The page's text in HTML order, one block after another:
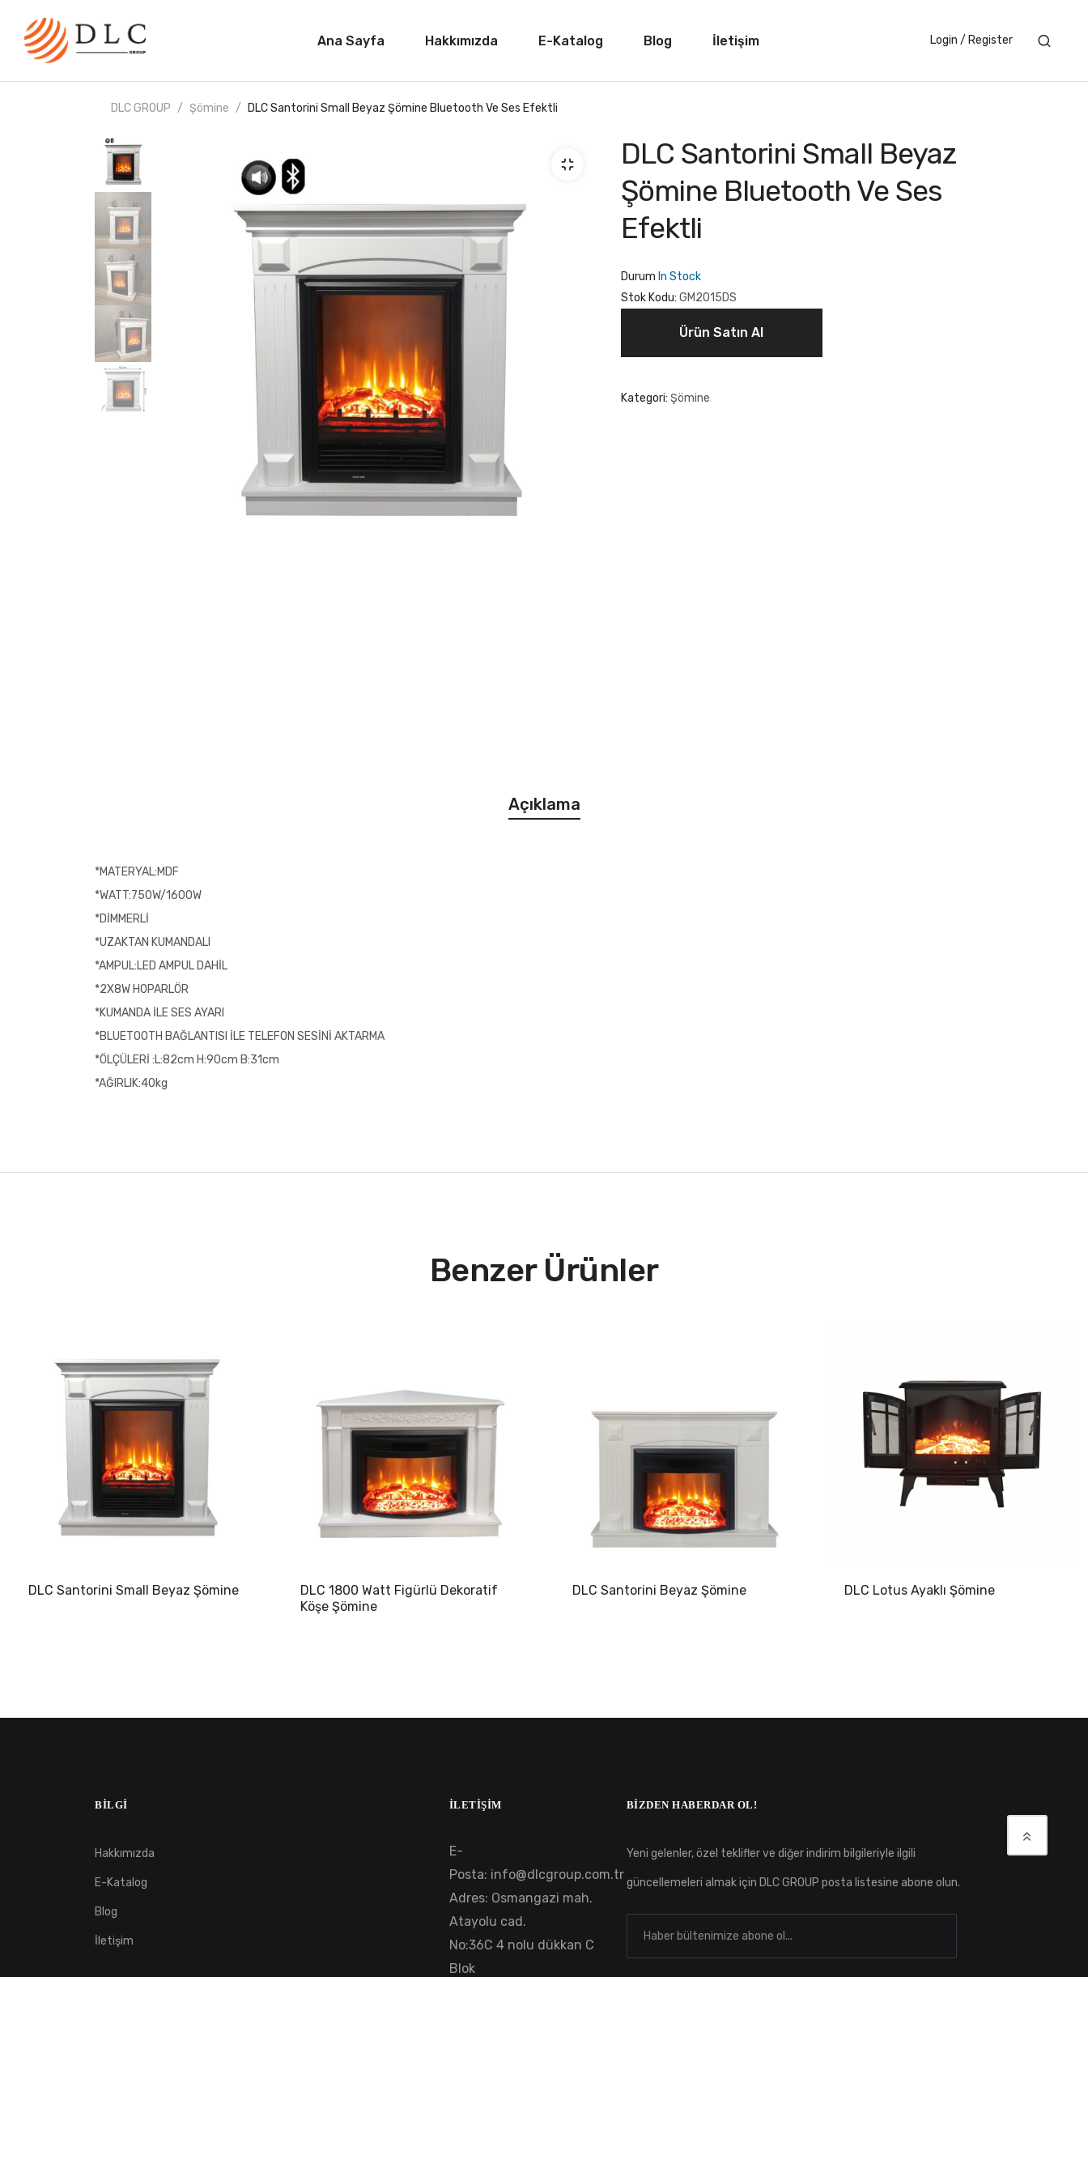
Ana Sayfa Hakkımızda E-Katalog Blog İletişim Login / Register
DLC GROUP Şömine DLC Santorini Small Beyaz Şömine Bluetooth Ve Ses Efektli
DLC Santorini Small Beyaz
Şömine Bluetooth Ve Ses
Efektli
Durum In Stock
Stok Kodu: GM2015DS
Ürün Satın Al
Kategori: Şömine
Açıklama
*MATERYAL:MDF
*WATT:750W/1600W
*DİMMERLİ
*UZAKTAN KUMANDALI
*AMPUL:LED AMPUL DAHİL
*2X8W H0PARLÖR
*KUMANDA İLE SES AYARI
*BLUETOOTH BAĞLANTISI İLE TELEFON SESİNİ AKTARMA
*ÖLÇÜLERİ :L:82cm H:90cm B:31cm
*AĞIRLIK:40kg
Benzer Ürünler
DLC Santorini Small Beyaz Şömine
DLC 1800 Watt Figürlü Dekoratif
Köşe Şömine
DLC Santorini Beyaz Şömine DLC Lotus Ayaklı Şömine
BILGI
Hakkımızda
E-Katalog
Blog
İletişim
İLETIŞIM
E-
Posta: info@dlcgroup.com.tr
Adres: Osmangazi mah.
Atayolu cad.
No:36C 4 nolu dükkan C
Blok
BIZDEN HABERDAR OL!
Yeni gelenler, özel teklifler ve diğer indirim bilgileriyle ilgili
güncellemeleri almak için DLC GROUP posta listesine abone olun.